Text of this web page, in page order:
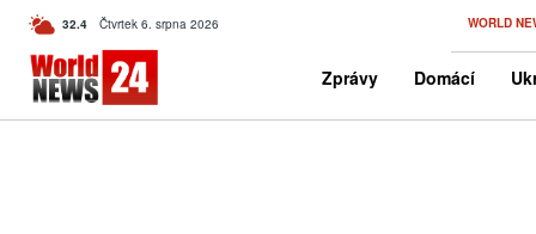
32.4 C Czech
Čtvrtek 6. srpna 2026 WORLD
Zprávy Domácí